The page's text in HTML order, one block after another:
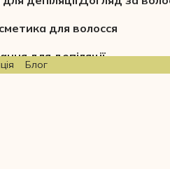
для волосся
для депіляції
Блог